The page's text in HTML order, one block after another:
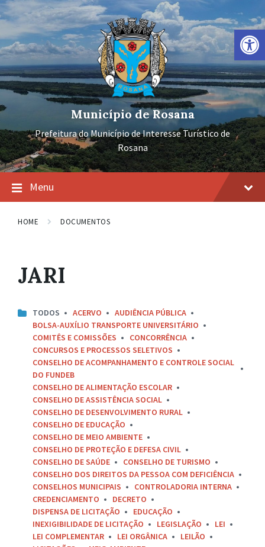
Barra de Ferramentas Aberta
Ir
para
conteúdo
Pular
para
navegação
principal
Pular
para
rodapé
Município de Rosana
Prefeitura do Município de Interesse Turístico de
Rosana
Menu
HOME DOCUMENTOS
JARI
TODOS ACERVO
AUDIÊNCIA PÚBLICA
BOLSA-AUXÍLIO TRANSPORTE UNIVERSITÁRIO
COMITÊS E COMISSÕES
CONCORRÊNCIA
CONCURSOS E PROCESSOS SELETIVOS
CONSELHO DE ACOMPANHAMENTO E CONTROLE SOCIAL
DO FUNDEB
CONSELHO DE ALIMENTAÇÃO ESCOLAR
CONSELHO DE ASSISTÊNCIA SOCIAL
CONSELHO DE DESENVOLVIMENTO RURAL
CONSELHO DE EDUCAÇÃO
CONSELHO DE MEIO AMBIENTE
CONSELHO DE PROTEÇÃO E DEFESA CIVIL
CONSELHO DE SAÚDE
CONSELHO DE TURISMO
CONSELHO DOS DIREITOS DA PESSOA COM DEFICIÊNCIA
CONSELHOS MUNICIPAIS
CONTROLADORIA INTERNA
CREDENCIAMENTO
DECRETO
DISPENSA DE LICITAÇÃO
EDUCAÇÃO
INEXIGIBILIDADE DE LICITAÇÃO
LEGISLAÇÃO
LEI
LEI COMPLEMENTAR
LEI ORGÂNICA
LEILÃO